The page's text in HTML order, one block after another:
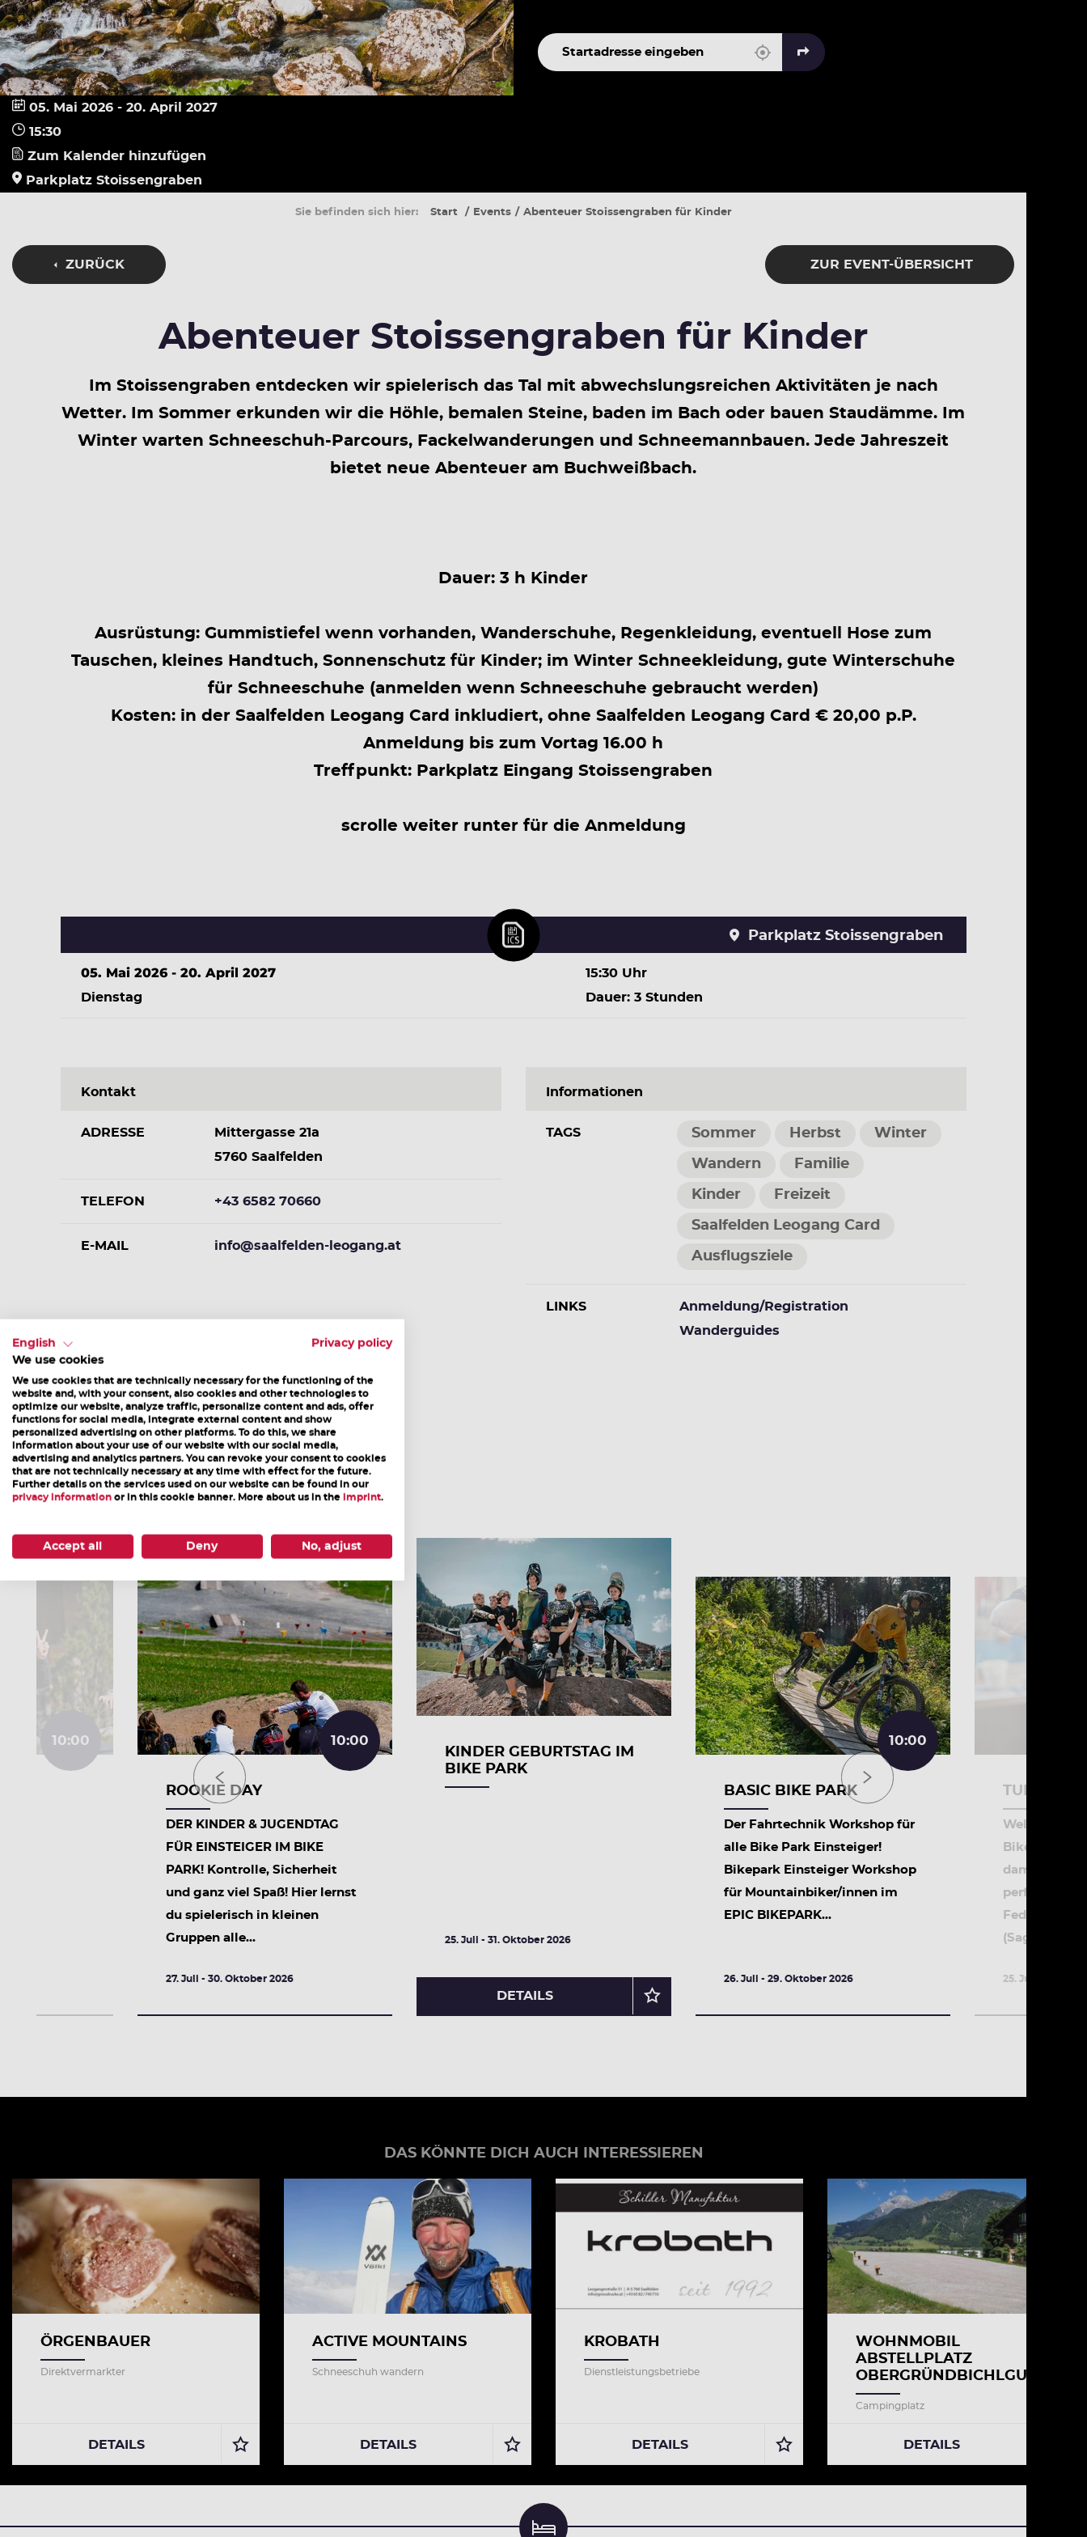
Suchbegriff
05. Mai 2026 - 20. April 2027
15:30
Zum Kalender hinzufügen
Parkplatz Stoissengraben
Sie befinden sich hier: Start Events Abenteuer Stoissengraben für Kinder
ZURÜCK ZUR EVENT-ÜBERSICHT
Abenteuer Stoissengraben für Kinder
Im Stoissengraben entdecken wir spielerisch das Tal mit abwechslungsreichen Aktivitäten je nach
Wetter. Im Sommer erkunden wir die Höhle, bemalen Steine, baden im Bach oder bauen Staudämme. Im
Winter warten Schneeschuh-Parcours, Fackelwanderungen und Schneemannbauen. Jede Jahreszeit
bietet neue Abenteuer am Buchweißbach.
Dauer: 3 h Kinder
Ausrüstung: Gummistiefel wenn vorhanden, Wanderschuhe, Regenkleidung, eventuell Hose zum
Tauschen, kleines Handtuch, Sonnenschutz für Kinder; im Winter Schneekleidung, gute Winterschuhe
für Schneeschuhe (anmelden wenn Schneeschuhe gebraucht werden)
Kosten: in der Saalfelden Leogang Card inkludiert, ohne Saalfelden Leogang Card € 20,00 p.P.
Anmeldung bis zum Vortag 16.00 h
Treffpunkt: Parkplatz Eingang Stoissengraben
scrolle weiter runter für die Anmeldung
Parkplatz Stoissengraben
05. Mai 2026 - 20. April 2027
Dienstag
15:30 Uhr
Dauer: 3 Stunden
Kontakt
ADRESSE
Mittergasse 21a
5760 Saalfelden
TELEFON +43 6582 70660
E-MAIL info@saalfelden-leogang.at
Informationen
TAGS Sommer Herbst Winter
Wandern Familie
Kinder Freizeit
Saalfelden Leogang Card
Ausflugsziele
LINKS
Anmeldung/Registration
Wanderguides
Weitere Veranstaltungen
10:00 10:00
ROOKIE DAY
DER KINDER & JUGENDTAG
FÜR EINSTEIGER IM BIKE
PARK! Kontrolle, Sicherheit
und ganz viel Spaß! Hier lernst
du spielerisch in kleinen
Gruppen alle...
27. Juli - 30. Oktober 2026
KINDER GEBURTSTAG IM
BIKE PARK
25. Juli - 31. Oktober 2026
DETAILS
10:00
BASIC BIKE PARK
Der Fahrtechnik Workshop für
alle Bike Park Einsteiger!
Bikepark Einsteiger Workshop
für Mountainbiker/innen im
EPIC BIKEPARK...
26. Juli - 29. Oktober 2026
TUNING
Wellness für
Bike! Hier
damit du mit
perfekte
Federgabel
(Sag)...
25. Juli - 31.
DAS KÖNNTE DICH AUCH INTERESSIEREN
ÖRGENBAUER
Direktvermarkter
DETAILS
ACTIVE MOUNTAINS
Schneeschuh wandern
DETAILS
KROBATH
Dienstleistungsbetriebe
DETAILS
WOHNMOBIL
ABSTELLPLATZ
OBERGRÜNDBICHLGUT
Campingplatz
DETAILS
English
Privacy policy
We use cookies
We use cookies that are technically necessary for the functioning of the
website and, with your consent, also cookies and other technologies to
optimize our website, analyze traffic, personalize content and ads, offer
functions for social media, integrate external content and show
personalized advertising on other platforms. To do this, we share
information about your use of our website with our social media,
advertising and analytics partners. You can revoke your consent to cookies
that are not technically necessary at any time with effect for the future.
Further details on the services used on our website can be found in our
privacy information or in this cookie banner. More about us in the imprint.
Accept all Deny No, adjust